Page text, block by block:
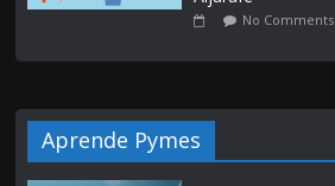
No Comments
Aprende Pymes